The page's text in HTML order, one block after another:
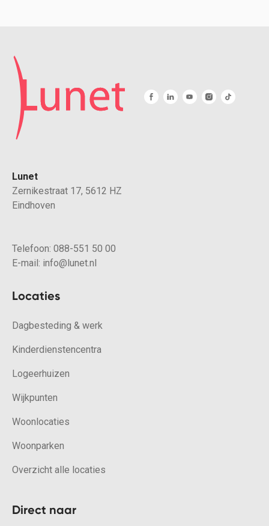
Lunet
Zernikestraat 17, 5612 HZ
Eindhoven
Telefoon: 088-551 50 00
E-mail: info@lunet.nl
Locaties
Dagbesteding & werk
Kinderdienstencentra
Logeerhuizen
Wijkpunten
Woonlocaties
Woonparken
Overzicht alle locaties
Direct naar